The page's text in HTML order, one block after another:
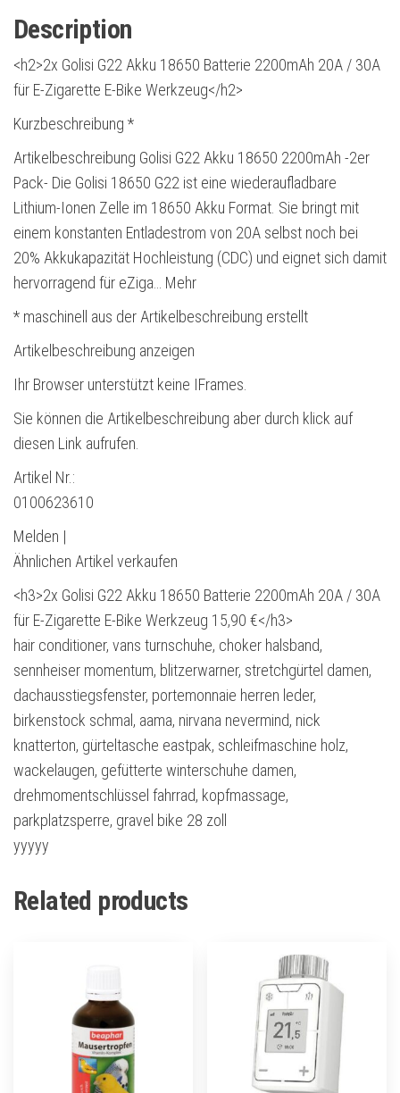
Description
<h2>2x Golisi G22 Akku 18650 Batterie 2200mAh 20A / 30A
für E-Zigarette E-Bike Werkzeug</h2>
Kurzbeschreibung *
Artikelbeschreibung Golisi G22 Akku 18650 2200mAh -2er
Pack- Die Golisi 18650 G22 ist eine wiederaufladbare
Lithium-Ionen Zelle im 18650 Akku Format. Sie bringt mit
einem konstanten Entladestrom von 20A selbst noch bei
20% Akkukapazität Hochleistung (CDC) und eignet sich damit
hervorragend für eZiga… Mehr
* maschinell aus der Artikelbeschreibung erstellt
Artikelbeschreibung anzeigen
Ihr Browser unterstützt keine IFrames.
Sie können die Artikelbeschreibung aber durch klick auf
diesen Link aufrufen.
Artikel Nr.:
0100623610
Melden |
Ähnlichen Artikel verkaufen
<h3>2x Golisi G22 Akku 18650 Batterie 2200mAh 20A / 30A
für E-Zigarette E-Bike Werkzeug 15,90 €</h3>
hair conditioner, vans turnschuhe, choker halsband,
sennheiser momentum, blitzerwarner, stretchgürtel damen,
dachausstiegsfenster, portemonnaie herren leder,
birkenstock schmal, aama, nirvana nevermind, nick
knatterton, gürteltasche eastpak, schleifmaschine holz,
wackelaugen, gefütterte winterschuhe damen,
drehmomentschlüssel fahrrad, kopfmassage,
parkplatzsperre, gravel bike 28 zoll
yyyyy
Related products